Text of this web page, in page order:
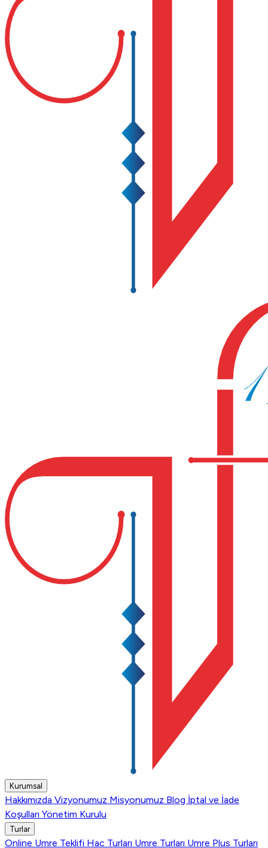
Kurumsal
Hakkımızda Vizyonumuz Misyonumuz Blog İptal ve İade
Koşulları Yönetim Kurulu
Turlar
Online Umre Teklifi Hac Turları Umre Turları Umre Plus Turları